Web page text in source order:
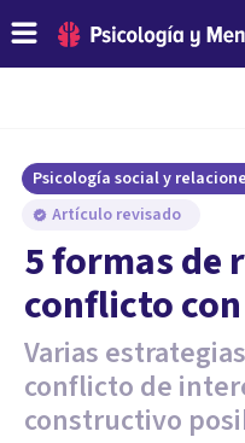
Psicología social y
Artículo revisado
5 formas de
conflicto
Varias
conflicto de
constructivo